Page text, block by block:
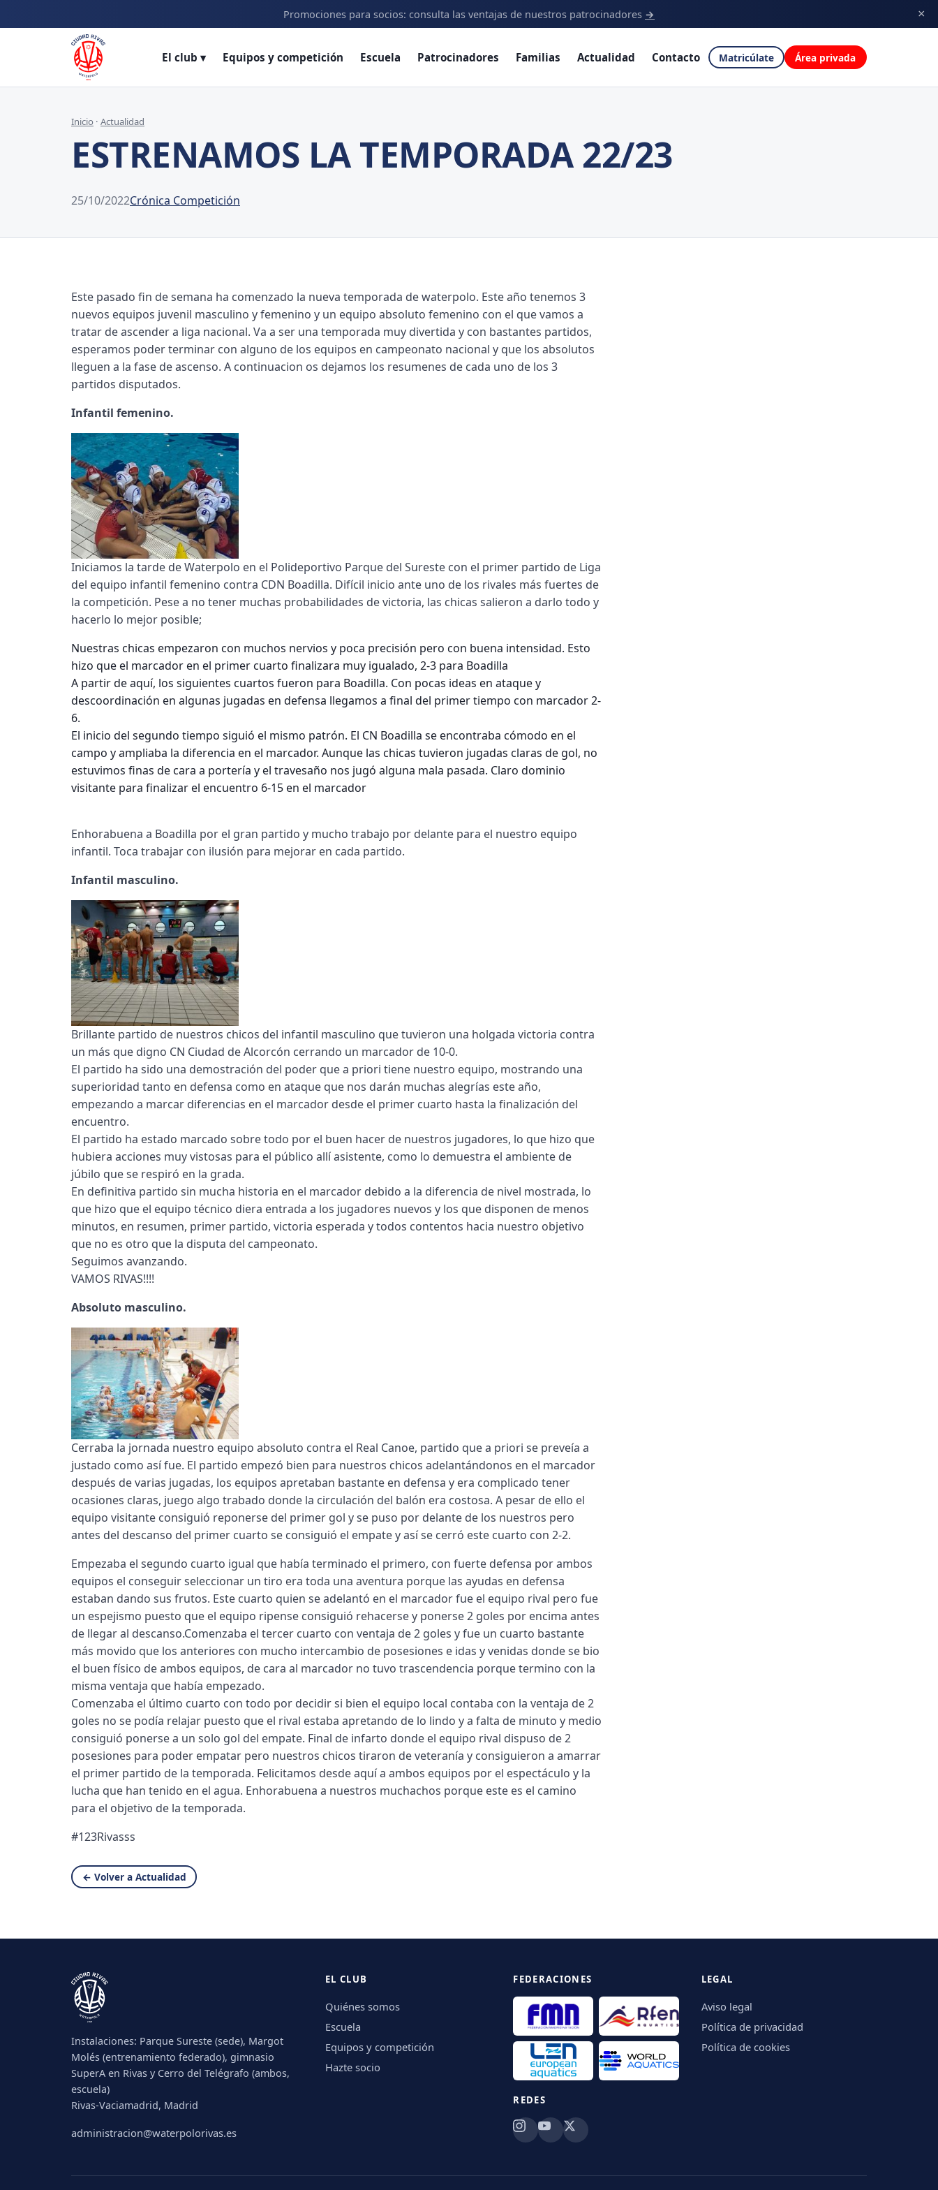
Promociones para socios: consulta las ventajas de nuestros patrocinadores → ×
El club ▾ Equipos y competición Escuela Patrocinadores Familias Actualidad Contacto Matricúlate Área privada
Inicio · Actualidad
ESTRENAMOS LA TEMPORADA 22/23
25/10/2022Crónica Competición
Este pasado fin de semana ha comenzado la nueva temporada de waterpolo. Este año tenemos 3
nuevos equipos juvenil masculino y femenino y un equipo absoluto femenino con el que vamos a
tratar de ascender a liga nacional. Va a ser una temporada muy divertida y con bastantes partidos,
esperamos poder terminar con alguno de los equipos en campeonato nacional y que los absolutos
lleguen a la fase de ascenso. A continuacion os dejamos los resumenes de cada uno de los 3
partidos disputados.
Infantil femenino.
Iniciamos la tarde de Waterpolo en el Polideportivo Parque del Sureste con el primer partido de Liga
del equipo infantil femenino contra CDN Boadilla. Difícil inicio ante uno de los rivales más fuertes de
la competición. Pese a no tener muchas probabilidades de victoria, las chicas salieron a darlo todo y
hacerlo lo mejor posible;
Nuestras chicas empezaron con muchos nervios y poca precisión pero con buena intensidad. Esto
hizo que el marcador en el primer cuarto finalizara muy igualado, 2-3 para Boadilla
A partir de aquí, los siguientes cuartos fueron para Boadilla. Con pocas ideas en ataque y
descoordinación en algunas jugadas en defensa llegamos a final del primer tiempo con marcador 2-
6.
El inicio del segundo tiempo siguió el mismo patrón. El CN Boadilla se encontraba cómodo en el
campo y ampliaba la diferencia en el marcador. Aunque las chicas tuvieron jugadas claras de gol, no
estuvimos finas de cara a portería y el travesaño nos jugó alguna mala pasada. Claro dominio
visitante para finalizar el encuentro 6-15 en el marcador
Enhorabuena a Boadilla por el gran partido y mucho trabajo por delante para el nuestro equipo
infantil. Toca trabajar con ilusión para mejorar en cada partido.
Infantil masculino.
Brillante partido de nuestros chicos del infantil masculino que tuvieron una holgada victoria contra
un más que digno CN Ciudad de Alcorcón cerrando un marcador de 10-0.
El partido ha sido una demostración del poder que a priori tiene nuestro equipo, mostrando una
superioridad tanto en defensa como en ataque que nos darán muchas alegrías este año,
empezando a marcar diferencias en el marcador desde el primer cuarto hasta la finalización del
encuentro.
El partido ha estado marcado sobre todo por el buen hacer de nuestros jugadores, lo que hizo que
hubiera acciones muy vistosas para el público allí asistente, como lo demuestra el ambiente de
júbilo que se respiró en la grada.
En definitiva partido sin mucha historia en el marcador debido a la diferencia de nivel mostrada, lo
que hizo que el equipo técnico diera entrada a los jugadores nuevos y los que disponen de menos
minutos, en resumen, primer partido, victoria esperada y todos contentos hacia nuestro objetivo
que no es otro que la disputa del campeonato.
Seguimos avanzando.
VAMOS RIVAS!!!!
Absoluto masculino.
Cerraba la jornada nuestro equipo absoluto contra el Real Canoe, partido que a priori se preveía a
justado como así fue. El partido empezó bien para nuestros chicos adelantándonos en el marcador
después de varias jugadas, los equipos apretaban bastante en defensa y era complicado tener
ocasiones claras, juego algo trabado donde la circulación del balón era costosa. A pesar de ello el
equipo visitante consiguió reponerse del primer gol y se puso por delante de los nuestros pero
antes del descanso del primer cuarto se consiguió el empate y así se cerró este cuarto con 2-2.
Empezaba el segundo cuarto igual que había terminado el primero, con fuerte defensa por ambos
equipos el conseguir seleccionar un tiro era toda una aventura porque las ayudas en defensa
estaban dando sus frutos. Este cuarto quien se adelantó en el marcador fue el equipo rival pero fue
un espejismo puesto que el equipo ripense consiguió rehacerse y ponerse 2 goles por encima antes
de llegar al descanso.Comenzaba el tercer cuarto con ventaja de 2 goles y fue un cuarto bastante
más movido que los anteriores con mucho intercambio de posesiones e idas y venidas donde se bio
el buen físico de ambos equipos, de cara al marcador no tuvo trascendencia porque termino con la
misma ventaja que había empezado.
Comenzaba el último cuarto con todo por decidir si bien el equipo local contaba con la ventaja de 2
goles no se podía relajar puesto que el rival estaba apretando de lo lindo y a falta de minuto y medio
consiguió ponerse a un solo gol del empate. Final de infarto donde el equipo rival dispuso de 2
posesiones para poder empatar pero nuestros chicos tiraron de veteranía y consiguieron a amarrar
el primer partido de la temporada. Felicitamos desde aquí a ambos equipos por el espectáculo y la
lucha que han tenido en el agua. Enhorabuena a nuestros muchachos porque este es el camino
para el objetivo de la temporada.
#123Rivasss
← Volver a Actualidad
Instalaciones: Parque Sureste (sede), Margot
Molés (entrenamiento federado), gimnasio
SuperA en Rivas y Cerro del Telégrafo (ambos,
escuela)
Rivas-Vaciamadrid, Madrid
administracion@waterpolorivas.es
EL CLUB
Quiénes somos
Escuela
Equipos y competición
Hazte socio
FEDERACIONES
REDES
LEGAL
Aviso legal
Política de privacidad
Política de cookies